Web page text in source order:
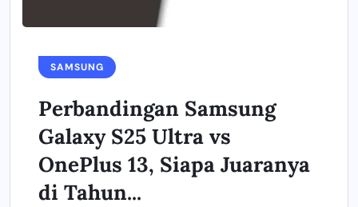
SAMSUNG
Perbandingan Samsung
Galaxy S25 Ultra vs
OnePlus 13, Siapa Juaranya
di Tahun...